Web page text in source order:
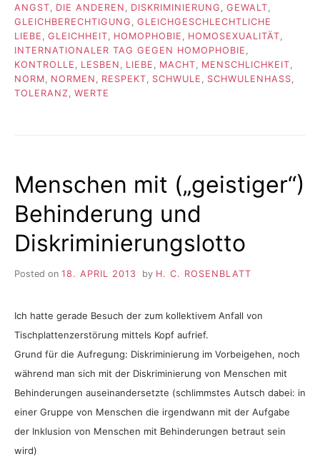
ANGST
DIE ANDEREN DISKRIMINIERUNG GEWALT
GLEICHBERECHTIGUNG
GLEICHGESCHLECHTLICHE
LIEBE
GLEICHHEIT HOMOPHOBIE HOMOSEXUALITÄT
INTERNATIONALER TAG GEGEN HOMOPHOBIE
KONTROLLE
LESBEN LIEBE MACHT MENSCHLICHKEIT
NORM
NORMEN RESPEKT SCHWULE SCHWULENHASS
TOLERANZ
WERTE
Menschen mit („geistiger“)
Behinderung und
Diskriminierungslotto
Posted on 18. APRIL 2013 by H. C. ROSENBLATT
Ich hatte gerade Besuch der zum kollektivem Anfall von
Tischplattenzerstörung mittels Kopf aufrief.
Grund für die Aufregung: Diskriminierung im Vorbeigehen, noch
während man sich mit der Diskriminierung von Menschen mit
Behinderungen auseinandersetzte (schlimmstes Autsch dabei: in
einer Gruppe von Menschen die irgendwann mit der Aufgabe
der Inklusion von Menschen mit Behinderungen betraut sein
wird)